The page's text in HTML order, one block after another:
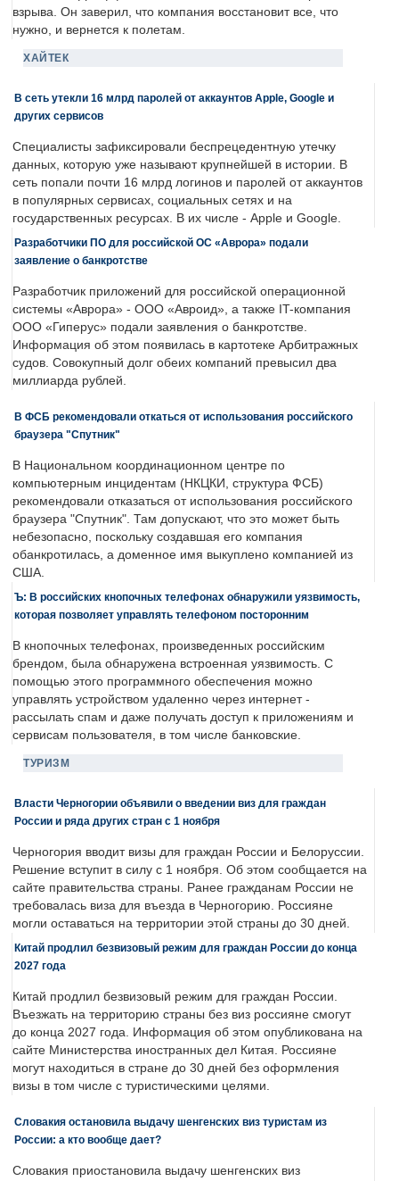
взрыва. Он заверил, что компания восстановит все, что
нужно, и вернется к полетам.
ХАЙТЕК
В сеть утекли 16 млрд паролей от аккаунтов Apple, Google и
других сервисов
Специалисты зафиксировали беспрецедентную утечку
данных, которую уже называют крупнейшей в истории. В
сеть попали почти 16 млрд логинов и паролей от аккаунтов
в популярных сервисах, социальных сетях и на
государственных ресурсах. В их числе - Apple и Google.
Разработчики ПО для российской ОС «Аврора» подали
заявление о банкротстве
Разработчик приложений для российской операционной
системы «Аврора» - ООО «Авроид», а также IT-компания
ООО «Гиперус» подали заявления о банкротстве.
Информация об этом появилась в картотеке Арбитражных
судов. Совокупный долг обеих компаний превысил два
миллиарда рублей.
В ФСБ рекомендовали откаться от использования российского
браузера "Спутник"
В Национальном координационном центре по
компьютерным инцидентам (НКЦКИ, структура ФСБ)
рекомендовали отказаться от использования российского
браузера "Спутник". Там допускают, что это может быть
небезопасно, поскольку создавшая его компания
обанкротилась, а доменное имя выкуплено компанией из
США.
Ъ: В российских кнопочных телефонах обнаружили уязвимость,
которая позволяет управлять телефоном посторонним
В кнопочных телефонах, произведенных российским
брендом, была обнаружена встроенная уязвимость. С
помощью этого программного обеспечения можно
управлять устройством удаленно через интернет -
рассылать спам и даже получать доступ к приложениям и
сервисам пользователя, в том числе банковские.
ТУРИЗМ
Власти Черногории объявили о введении виз для граждан
России и ряда других стран с 1 ноября
Черногория вводит визы для граждан России и Белоруссии.
Решение вступит в силу с 1 ноября. Об этом сообщается на
сайте правительства страны. Ранее гражданам России не
требовалась виза для въезда в Черногорию. Россияне
могли оставаться на территории этой страны до 30 дней.
Китай продлил безвизовый режим для граждан России до конца
2027 года
Китай продлил безвизовый режим для граждан России.
Въезжать на территорию страны без виз россияне смогут
до конца 2027 года. Информация об этом опубликована на
сайте Министерства иностранных дел Китая. Россияне
могут находиться в стране до 30 дней без оформления
визы в том числе с туристическими целями.
Словакия остановила выдачу шенгенских виз туристам из
России: а кто вообще дает?
Словакия приостановила выдачу шенгенских виз